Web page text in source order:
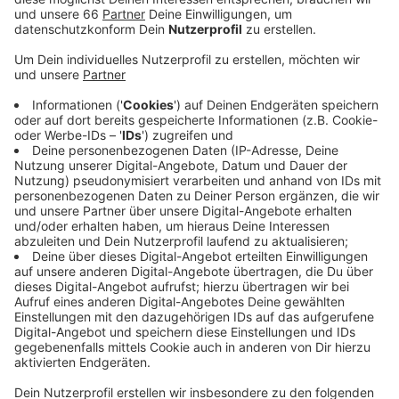
Die beiden sprechen ausführlich über dieWinterwelt
samt Charity-Pavillon, über das Heiraten auf dem
Riesenradund über vieles mehr.
Zudem gibt Oscar Bruch einen Einblick über Privates
mit Blick in die Vergangenheit, Gegenwart und Zukunft.
Anzeige
Hier gibt’s den Talk zum Nachhören
Anzeige